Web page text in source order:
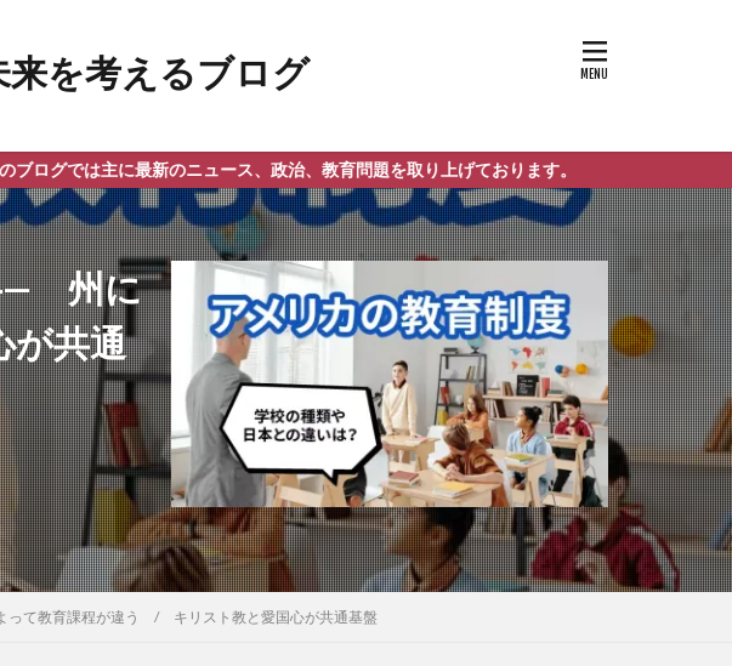
に最新のニュース、政治、教育問題を取り上げております。
州に
共通
て教育課程が違う / キリスト教と愛国心が共通基盤